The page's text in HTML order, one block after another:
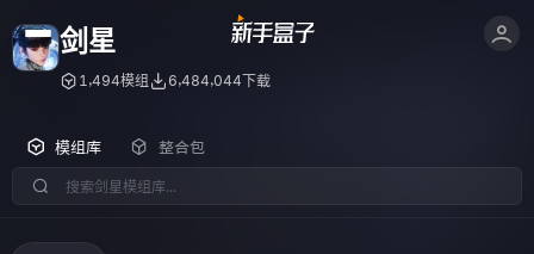
剑星
1,494模组 6,484,044下载
模组库 整合包